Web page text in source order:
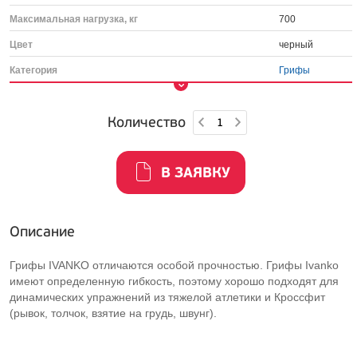
Максимальная нагрузка, кг 700
Цвет черный
Категория Грифы
Количество
В ЗАЯВКУ
Описание
Грифы IVANKO отличаются особой прочностью. Грифы Ivanko
имеют определенную гибкость, поэтому хорошо подходят для
динамических упражнений из тяжелой атлетики и Кроссфит
(рывок, толчок, взятие на грудь, швунг).